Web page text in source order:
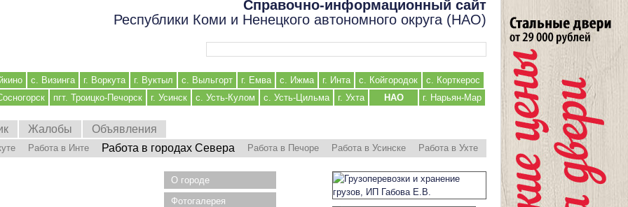
Справочно-информационный сайт
Республики Коми и Ненецкого автономного округа (НАО)
с. Визинга г. Воркута г. Вуктыл с. Выльгорт г. Емва с. Ижма г. Инта с. Койгородок
с. Корткерос
пгт. Троицко-Печорск г. Усинск с. Усть-Кулом с. Усть-Цильма г. Ухта НАО г. Нарьян-Мар
Жалобы Объявления
Работа в Инте Работа в городах Севера Работа в Печоре Работа в Усинске Работа в Ухте
О городе
Фотогалерея